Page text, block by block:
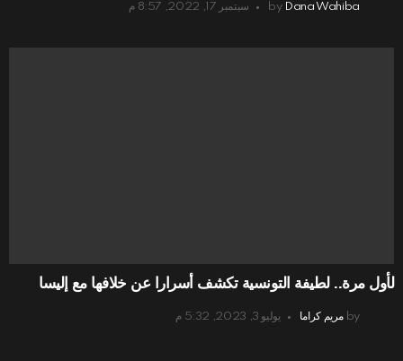
by Dana Wahiba سبتمبر 17, 2022, 8:57 م
لأول مرة.. لطيفة التونسية تكشف أسرارا عن خلافها مع إليسا
by مريم كراما يوليو 3, 2023, 5:32 م